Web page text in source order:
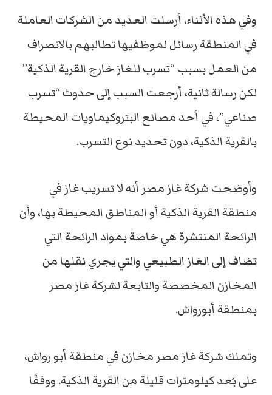
وفي هذه الأثناء، أرسلت العديد من الشركات العاملة
في المنطقة رسائل لموظفيها تطالبهم بالانصراف
من العمل بسبب “تسرب للغاز خارج القرية الذكية”
لكن رسالة ثانية، أرجعت السبب إلى حدوث “تسرب
صناعي”، في أحد مصانع البتروكيماويات المحيطة
بالقرية الذكية، دون تحديد نوع التسرب.
وأوضحت شركة غاز مصر أنه لا تسريب غاز في
منطقة القرية الذكية أو المناطق المحيطة بها، وأن
الرائحة المنتشرة هي خاصة بمواد الرائحة التي
تضاف إلى الغاز الطبيعي والتي يجري نقلها من
المخازن المخصصة والتابعة لشركة غاز مصر
بمنطقة أبورواش.
وتملك شركة غاز مصر مخازن في منطقة أبو رواش،
على بُعد كيلومترات قليلة من القرية الذكية. ووفقًا